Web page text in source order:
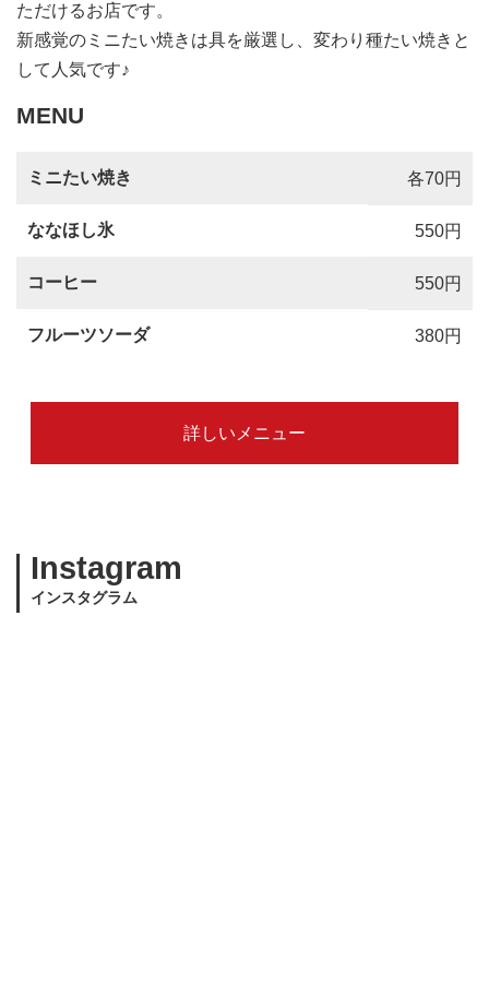
ただけるお店です。
新感覚のミニたい焼きは具を厳選し、変わり種たい焼きと
して人気です♪
MENU
ミニたい焼き 各70円
ななほし氷 550円
コーヒー 550円
フルーツソーダ 380円
詳しいメニュー
Instagram
インスタグラム